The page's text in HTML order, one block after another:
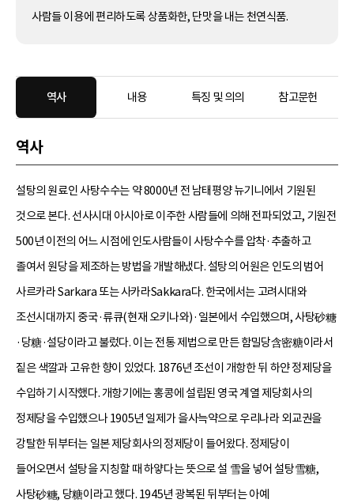
사람들 이용에 편리하도록 상품화한, 단맛을 내는 천연식품.
역사 내용 특징 및 의의 참고문헌
역사
설탕의 원료인 사탕수수는 약 8000년 전 남태평양 뉴기니에서 기원된
것으로 본다. 선사시대 아시아로 이주한 사람들에 의해 전파되었고, 기원전
500년 이전의 어느 시점에 인도사람들이 사탕수수를 압착·추출하고
졸여서 원당을 제조하는 방법을 개발해냈다. 설탕의 어원은 인도의 범어
사르카라 Sarkara 또는 사카라Sakkara다. 한국에서는 고려시대와
조선시대까지 중국·류큐(현재 오키나와)·일본에서 수입했으며, 사탕砂糖
·당糖·설당이라고 불렀다. 이는 전통 제법으로 만든 함밀당含密糖이라서
짙은 색깔과 고유한 향이 있었다. 1876년 조선이 개항한 뒤 하얀 정제당을
수입하기 시작했다. 개항기에는 홍콩에 설립된 영국 계열 제당회사의
정제당을 수입했으나 1905년 일제가 을사늑약으로 우리나라 외교권을
강탈한 뒤부터는 일본 제당회사의 정제당이 들어왔다. 정제당이
들어오면서 설탕을 지칭할 때 하얗다는 뜻으로 설 雪을 넣어 설탕雪糖,
사탕砂糖, 당糖이라고 했다. 1945년 광복된 뒤부터는 아예